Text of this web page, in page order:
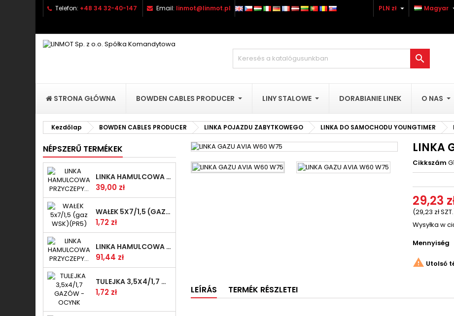
×
add_circle_outlineUtwórz nową listę
×
((label))
×
Be kell jelentkezned a termékek kívánságlistába történő mentéséhez.
((cancelText)) ((loginText))
Telefon: +48 34 32-40-147 Email: linmot@linmot.pl Magyar
PLN zł 

STRONA GŁÓWNA BOWDEN CABLES PRODUCER LINY STALOWE DORABIANIE LINEK O NAS
Kezdőlap BOWDEN CABLES PRODUCER LINKA POJAZDU ZABYTKOWEGO LINKA DO SAMOCHODU YOUNGTIMER
NÉPSZERŰ TERMÉKEK
LINKA HAMULCOWA PRZYCZEPY KNOTT 1440/1230 33921-1.14
Ár
39,00 zł
WAŁEK 5X7/1,5 (GAZ WSK)(PR5)
Ár
1,72 zł
LINKA HAMULCOWA PRZYCZEPY KNOTT 1240/1030 33921-1.11S
Ár
91,44 zł
TULEJKA 3,5X4/1,7 GAZÓW -OCYNK
Ár
1,72 zł
LINKA
Cikkszám
29,23
(29,23 zł
Wysyłka w
Mennyiség
 Utolsó
LEÍRÁS TERMÉK RÉSZLETEI